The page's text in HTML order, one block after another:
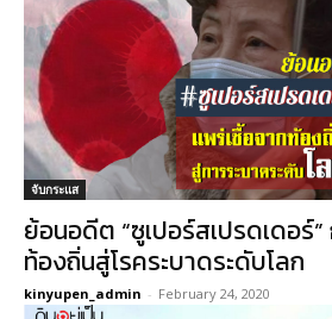
จับกระแส
ย้อนอดีต “ซูเปอร์สเปรดเดอร์
ท้องถิ่นสู่โรคระบาดระดับโลก
kinyupen_admin - February 24, 2020